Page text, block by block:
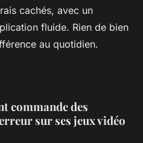
cachés, avec un
fluide. Rien de bien
au quotidien.
commande des
sur ses jeux vidéo